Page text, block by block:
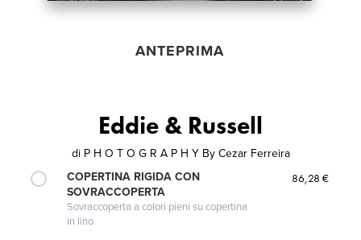
ANTEPRIMA
Eddie & Russell
di P H O T O G R A P H Y By Cezar Ferreira
COPERTINA RIGIDA CON
SOVRACCOPERTA
Sovraccoperta a colori pieni su copertina
in lino
86,28 €